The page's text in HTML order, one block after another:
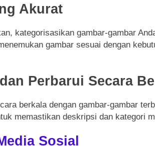
Akurat
kategorisasikan gambar-gambar
gambar sesuai dengan
Perbarui Secara
berkala dengan gambar-gambar
memastikan deskripsi dan kategori
Sosial